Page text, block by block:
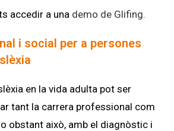
accedir a una demo de Glifing.
i social per a persones
en la vida adulta pot ser
tant la carrera professional com
obstant això, amb el diagnòstic i